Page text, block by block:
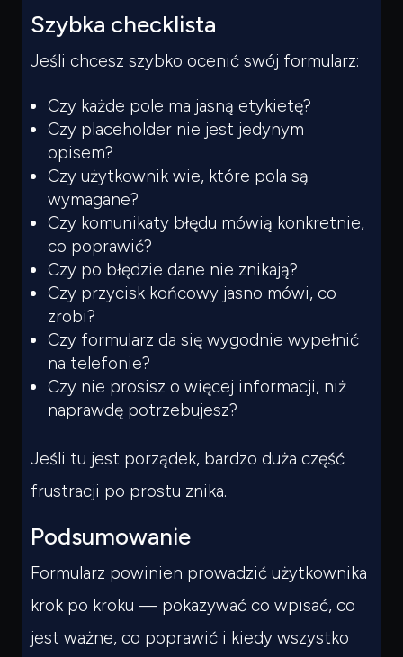
Szybka checklista
Jeśli chcesz szybko ocenić swój formularz:
Czy każde pole ma jasną etykietę?
Czy placeholder nie jest jedynym
opisem?
Czy użytkownik wie, które pola są
wymagane?
Czy komunikaty błędu mówią konkretnie,
co poprawić?
Czy po błędzie dane nie znikają?
Czy przycisk końcowy jasno mówi, co
zrobi?
Czy formularz da się wygodnie wypełnić
na telefonie?
Czy nie prosisz o więcej informacji, niż
naprawdę potrzebujesz?
Jeśli tu jest porządek, bardzo duża część
frustracji po prostu znika.
Podsumowanie
Formularz powinien prowadzić użytkownika
krok po kroku — pokazywać co wpisać, co
jest ważne, co poprawić i kiedy wszystko